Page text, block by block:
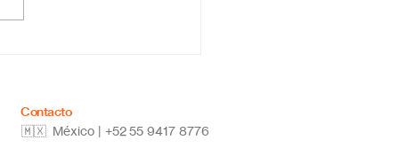
Contacto
🇲🇽 México | +5255 9417 8776